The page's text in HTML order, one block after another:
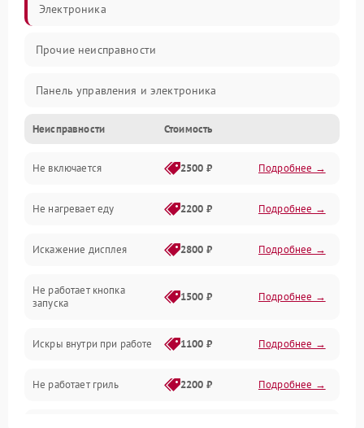
Электроника
Прочие неисправности
Панель управления и электроника
Дверца и корпус
Механика и внутренние элементы
Механические повреждения
Питание и запуск
Нагрев и приготовление
Программное обеспечение
Неисправности Стоимость
Не включается 2500 ₽ Подробнее →
Не нагревает еду 2200 ₽ Подробнее →
Искажение дисплея 2800 ₽ Подробнее →
Не работает кнопка
запуска
1500 ₽ Подробнее →
Искры внутри при работе 1100 ₽ Подробнее →
Не работает гриль 2200 ₽ Подробнее →